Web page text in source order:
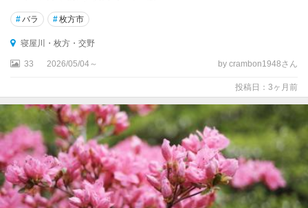
島
伊
港
豊
中
・
吹
田
#バラ #枚方市
寝屋川・枚方・交野
33 2026/05/04～ by crambon1948さん
投稿日：3ヶ月前